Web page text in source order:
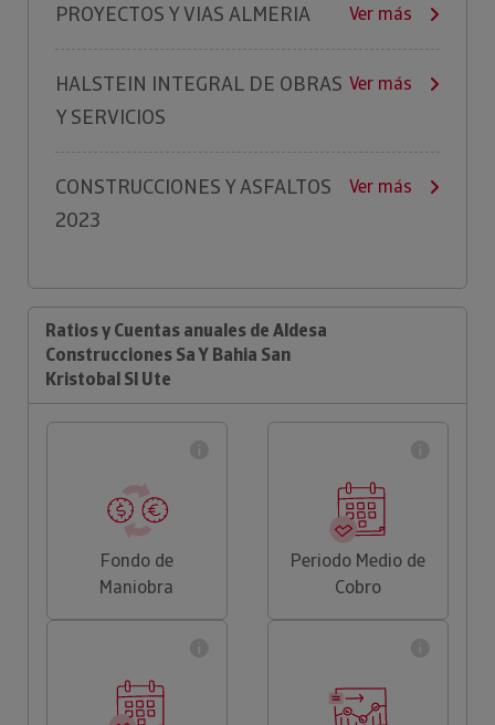
PROYECTOS Y VIAS ALMERIA Ver más
HALSTEIN INTEGRAL DE OBRAS
Y SERVICIOS
Ver más
CONSTRUCCIONES Y ASFALTOS
2023
Ver más
Ratios y Cuentas anuales de Aldesa
Construcciones Sa Y Bahia San
Kristobal Sl Ute
Fondo de
Maniobra
Periodo Medio de
Cobro